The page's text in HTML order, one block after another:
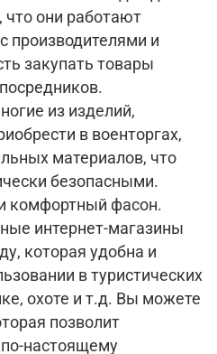
что они работают
производителями и
закупать товары
из изделий,
в военторгах,
материалов, что
безопасными.
комфортный фасон.
интернет-магазины
которая удобна и
в туристических
охоте и т.д. Вы можете
позволит
по-настоящему